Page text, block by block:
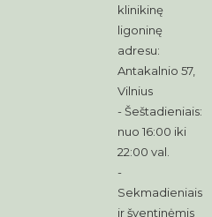
klinikinę
ligoninę
adresu:
Antakalnio 57,
Vilnius
- Šeštadieniais:
nuo 16:00 iki
22:00 val.
-
Sekmadieniais
ir šventinėmis